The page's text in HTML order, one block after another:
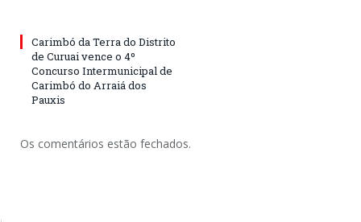
Carimbó da Terra do Distrito
de Curuai vence o 4º
Concurso Intermunicipal de
Carimbó do Arraiá dos
Pauxis
Os comentários estão fechados.